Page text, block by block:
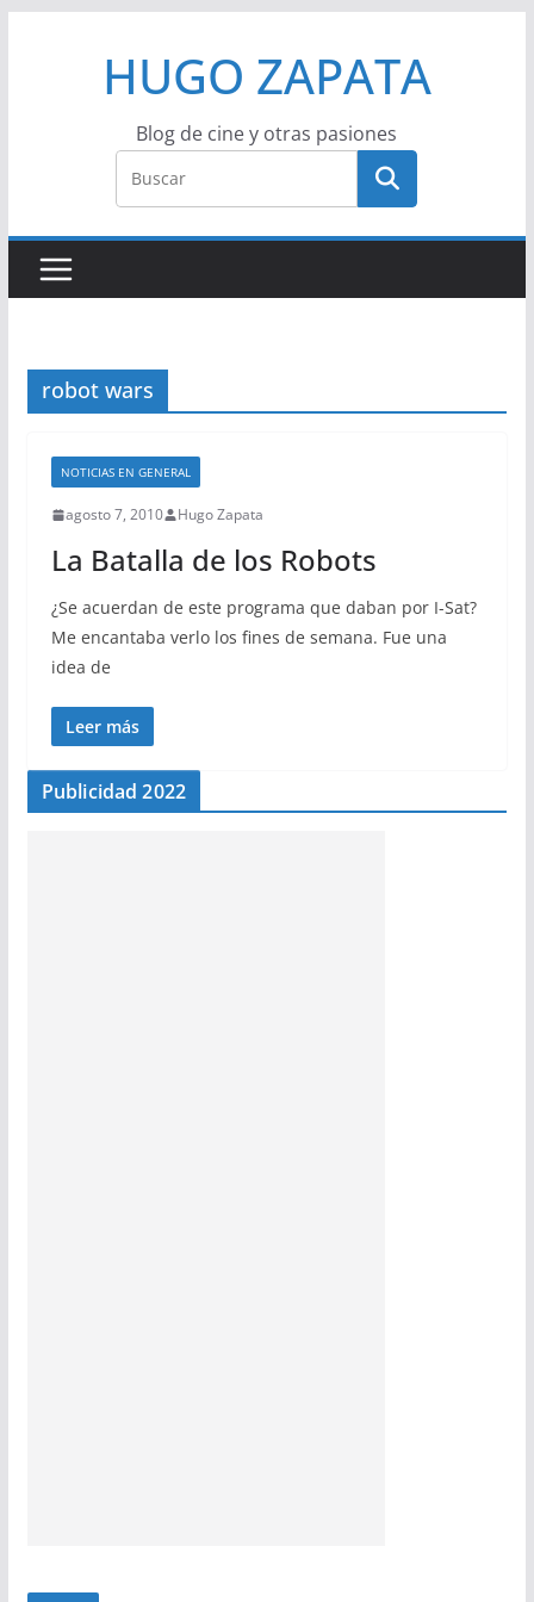
HUGO ZAPATA
Blog de cine y otras pasiones
robot wars
NOTICIAS EN GENERAL
agosto 7, 2010 Hugo Zapata
La Batalla de los Robots
¿Se acuerdan de este programa que daban por I-Sat?
Me encantaba verlo los fines de semana. Fue una
idea de
Leer más
Publicidad 2022